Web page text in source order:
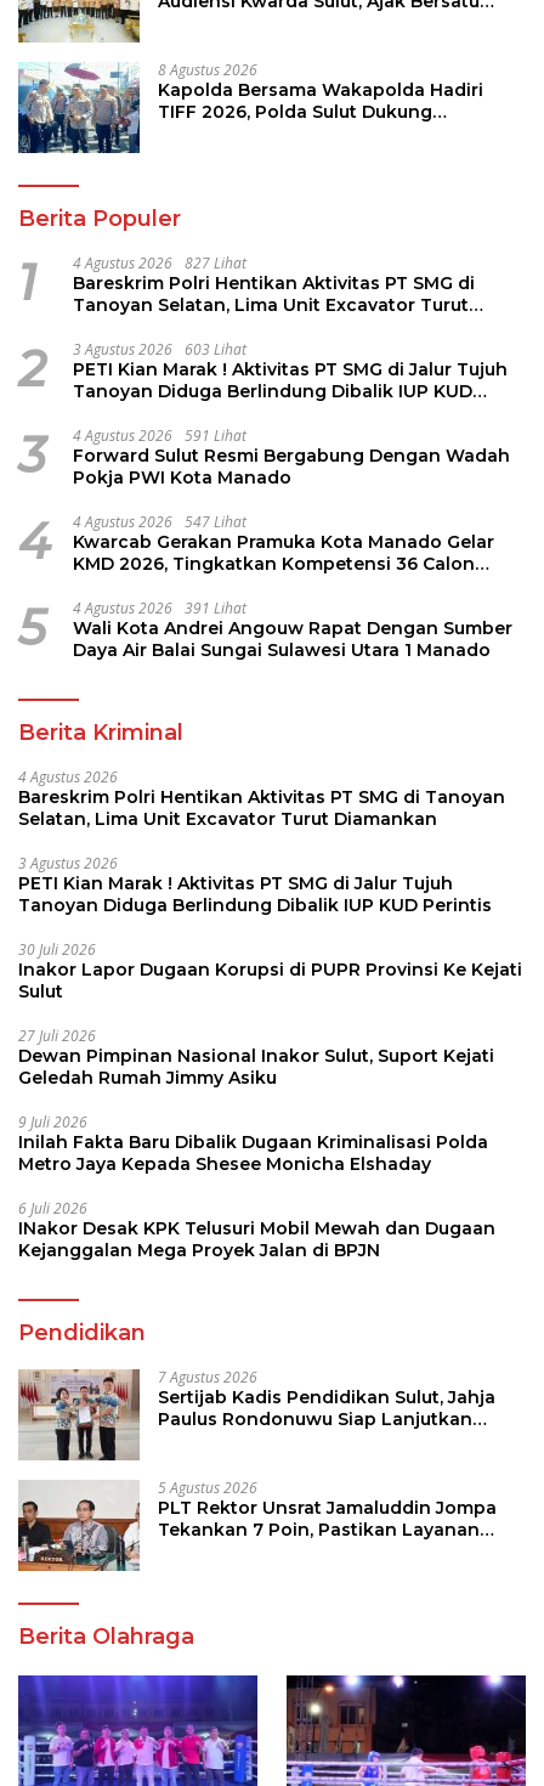
8 Agustus 2026
Kapolda Bersama Wakapolda Hadiri
TIFF 2026, Polda Sulut Dukung
Berita Populer
1 4 Agustus 2026 827 Lihat
Bareskrim Polri Hentikan Aktivitas PT SMG di
Tanoyan Selatan, Lima Unit Excavator Turut
2 3 Agustus 2026 603 Lihat
PETI Kian Marak ! Aktivitas PT SMG di Jalur Tujuh
Tanoyan Diduga Berlindung Dibalik IUP KUD
3 4 Agustus 2026 591 Lihat
Forward Sulut Resmi Bergabung Dengan Wadah
Pokja PWI Kota Manado
4 4 Agustus 2026 547 Lihat
Kwarcab Gerakan Pramuka Kota Manado Gelar
KMD 2026, Tingkatkan Kompetensi 36 Calon
5 4 Agustus 2026 391 Lihat
Wali Kota Andrei Angouw Rapat Dengan Sumber
Daya Air Balai Sungai Sulawesi Utara 1 Manado
Berita Kriminal
4 Agustus 2026
Bareskrim Polri Hentikan Aktivitas PT SMG di Tanoyan
Selatan, Lima Unit Excavator Turut Diamankan
3 Agustus 2026
PETI Kian Marak ! Aktivitas PT SMG di Jalur Tujuh
Tanoyan Diduga Berlindung Dibalik IUP KUD Perintis
30 Juli 2026
Inakor Lapor Dugaan Korupsi di PUPR Provinsi Ke Kejati
Sulut
27 Juli 2026
Dewan Pimpinan Nasional Inakor Sulut, Suport Kejati
Geledah Rumah Jimmy Asiku
9 Juli 2026
Inilah Fakta Baru Dibalik Dugaan Kriminalisasi Polda
Metro Jaya Kepada Shesee Monicha Elshaday
6 Juli 2026
INakor Desak KPK Telusuri Mobil Mewah dan Dugaan
Kejanggalan Mega Proyek Jalan di BPJN
Pendidikan
7 Agustus 2026
Sertijab Kadis Pendidikan Sulut, Jahja
Paulus Rondonuwu Siap Lanjutkan
5 Agustus 2026
PLT Rektor Unsrat Jamaluddin Jompa
Tekankan 7 Poin, Pastikan Layanan
Berita Olahraga